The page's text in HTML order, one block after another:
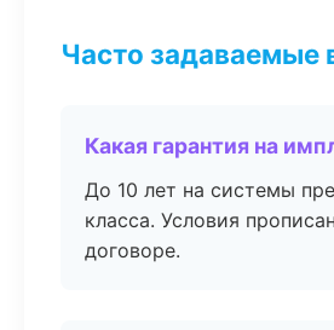
Часто задаваемые
Какая гарантия на
До 10 лет на системы
класса. Условия
договоре.